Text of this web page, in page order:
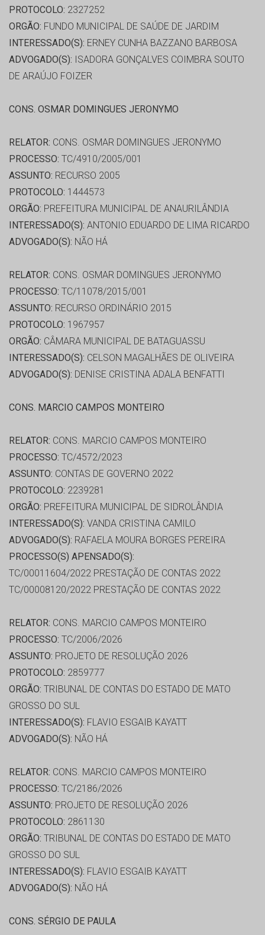
PROTOCOLO: 2327252
ORGÃO: FUNDO MUNICIPAL DE SAÚDE DE JARDIM
INTERESSADO(S): ERNEY CUNHA BAZZANO BARBOSA
ADVOGADO(S): ISADORA GONÇALVES COIMBRA SOUTO
DE ARAÚJO FOIZER
CONS. OSMAR DOMINGUES JERONYMO
RELATOR: CONS. OSMAR DOMINGUES JERONYMO
PROCESSO: TC/4910/2005/001
ASSUNTO: RECURSO 2005
PROTOCOLO: 1444573
ORGÃO: PREFEITURA MUNICIPAL DE ANAURILÂNDIA
INTERESSADO(S): ANTONIO EDUARDO DE LIMA RICARDO
ADVOGADO(S): NÃO HÁ
RELATOR: CONS. OSMAR DOMINGUES JERONYMO
PROCESSO: TC/11078/2015/001
ASSUNTO: RECURSO ORDINÁRIO 2015
PROTOCOLO: 1967957
ORGÃO: CÂMARA MUNICIPAL DE BATAGUASSU
INTERESSADO(S): CELSON MAGALHÃES DE OLIVEIRA
ADVOGADO(S): DENISE CRISTINA ADALA BENFATTI
CONS. MARCIO CAMPOS MONTEIRO
RELATOR: CONS. MARCIO CAMPOS MONTEIRO
PROCESSO: TC/4572/2023
ASSUNTO: CONTAS DE GOVERNO 2022
PROTOCOLO: 2239281
ORGÃO: PREFEITURA MUNICIPAL DE SIDROLÂNDIA
INTERESSADO(S): VANDA CRISTINA CAMILO
ADVOGADO(S): RAFAELA MOURA BORGES PEREIRA
PROCESSO(S) APENSADO(S):
TC/00011604/2022 PRESTAÇÃO DE CONTAS 2022
TC/00008120/2022 PRESTAÇÃO DE CONTAS 2022
RELATOR: CONS. MARCIO CAMPOS MONTEIRO
PROCESSO: TC/2006/2026
ASSUNTO: PROJETO DE RESOLUÇÃO 2026
PROTOCOLO: 2859777
ORGÃO: TRIBUNAL DE CONTAS DO ESTADO DE MATO
GROSSO DO SUL
INTERESSADO(S): FLAVIO ESGAIB KAYATT
ADVOGADO(S): NÃO HÁ
RELATOR: CONS. MARCIO CAMPOS MONTEIRO
PROCESSO: TC/2186/2026
ASSUNTO: PROJETO DE RESOLUÇÃO 2026
PROTOCOLO: 2861130
ORGÃO: TRIBUNAL DE CONTAS DO ESTADO DE MATO
GROSSO DO SUL
INTERESSADO(S): FLAVIO ESGAIB KAYATT
ADVOGADO(S): NÃO HÁ
CONS. SÉRGIO DE PAULA